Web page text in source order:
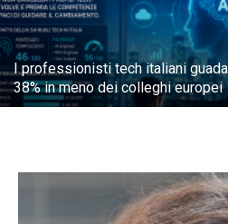
I professionisti tech italiani
38% in meno dei colleghi europei